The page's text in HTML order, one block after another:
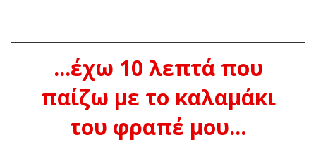
...έχω 10 λεπτά που
παίζω με το καλαμάκι
του φραπέ μου...